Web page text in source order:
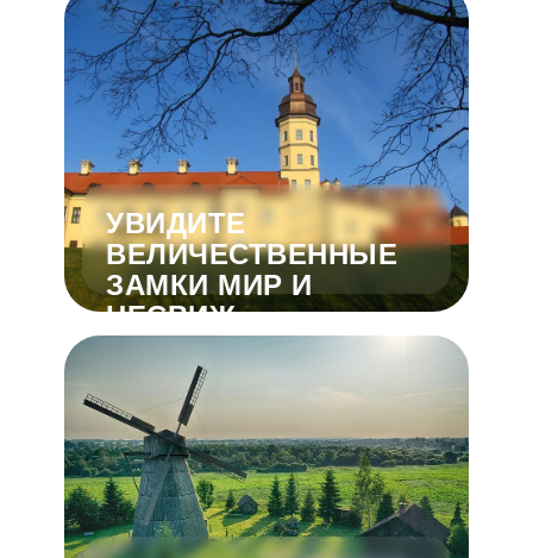
УВИДИТЕ
ВЕЛИЧЕСТВЕННЫЕ
ЗАМКИ МИР И
НЕСВИЖ